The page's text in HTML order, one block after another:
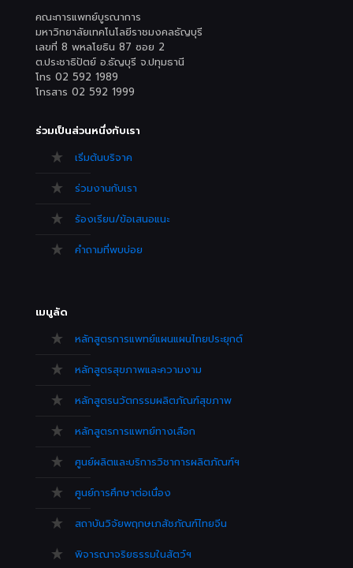
คณะการแพทย์บูรณาการ
มหาวิทยาลัยเทคโนโลยีราชมงคลธัญบุรี
เลขที่ 8 พหลโยธิน 87 ซอย 2
ต.ประชาธิปัตย์ อ.ธัญบุรี จ.ปทุมธานี
โทร 02 592 1989
โทรสาร 02 592 1999
ร่วมเป็นส่วนหนึ่งกับเรา
เริ่มต้นบริจาค
ร่วมงานกับเรา
ร้องเรียน/ข้อเสนอแนะ
คำถามที่พบบ่อย
เมนูลัด
หลักสูตรการแพทย์แผนแผนไทยประยุกต์
หลักสูตรสุขภาพและความงาม
หลักสูตรนวัตกรรมผลิตภัณฑ์สุขภาพ
หลักสูตรการแพทย์ทางเลือก
ศูนย์ผลิตและบริการวิชาการผลิตภัณฑ์ฯ
ศูนย์การศึกษาต่อเนื่อง
สถาบันวิจัยพฤกษเภสัชภัณฑ์ไทยจีน
พิจารณาจริยธรรมในสัตว์ฯ